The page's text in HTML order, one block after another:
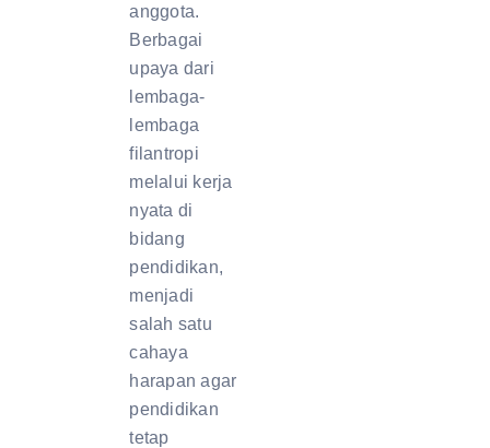
anggota.
Berbagai
upaya dari
lembaga-
lembaga
filantropi
melalui kerja
nyata di
bidang
pendidikan,
menjadi
salah satu
cahaya
harapan agar
pendidikan
tetap